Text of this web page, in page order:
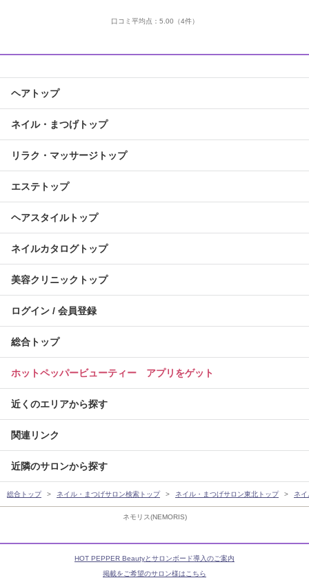
ネモリス(NEMORIS)
口コミ平均点： 5.00 （4件）
ヘアトップ
ネイル・まつげトップ
リラク・マッサージトップ
エステトップ
ヘアスタイルトップ
ネイルカタログトップ
美容クリニックトップ
ログイン / 会員登録
総合トップ
ホットペッパービューティー アプリをゲット
近くのエリアから探す
関連リンク
近隣のサロンから探す
総合トップ ネイル・まつげサロン検索トップ ネイル・まつげサロン東北トップ ネ
HOT PEPPER Beautyとサロンボード導入のご案内
掲載をご希望のサロン様はこちら